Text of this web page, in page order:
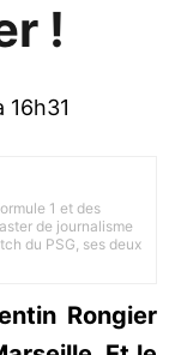
!
16h31
1 et des
de journalisme
du PSG, ses deux
Rongier